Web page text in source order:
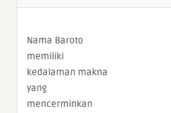
Nama Baroto
memiliki
kedalaman makna
yang
mencerminkan